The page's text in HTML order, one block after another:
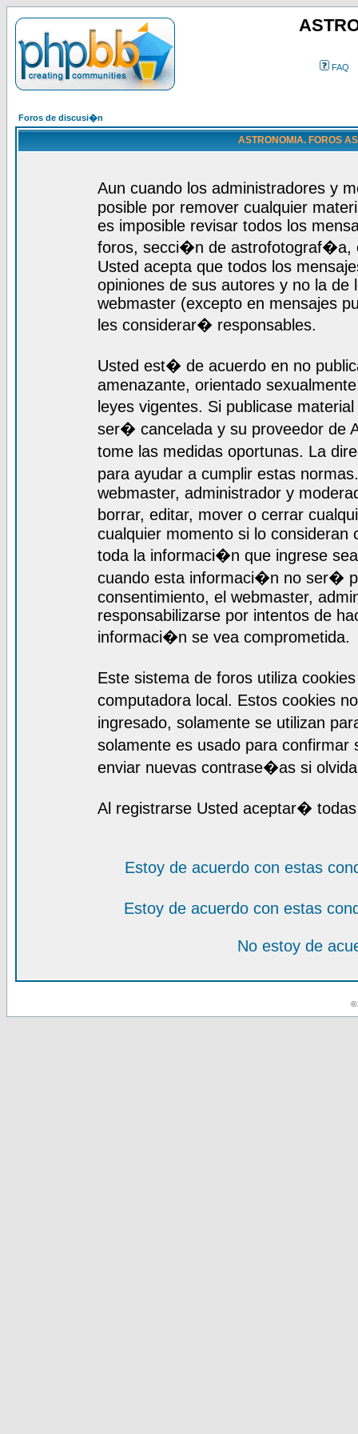
FAQ
Foros de discusi�n
ASTRONOMIA. FOROS
Aun cuando los administradores y
posible por remover cualquier
es imposible revisar todos los
foros, secci�n de astrofotograf�a,
Usted acepta que todos los
opiniones de sus autores y no la
webmaster (excepto en mensajes
les considerar� responsables.
Usted est� de acuerdo en no
amenazante, orientado
leyes vigentes. Si publicase
ser� cancelada y su proveedor de
tome las medidas oportunas. La
para ayudar a cumplir estas
webmaster, administrador y
borrar, editar, mover o cerrar
cualquier momento si lo consideran
toda la informaci�n que ingrese
cuando esta informaci�n no ser�
consentimiento, el webmaster,
responsabilizarse por intentos de
informaci�n se vea comprometida.
Este sistema de foros utiliza
computadora local. Estos cookies
ingresado, solamente se utilizan
solamente es usado para
enviar nuevas contrase�as si
Al registrarse Usted aceptar�
Estoy de acuerdo con estas
Estoy de acuerdo con estas
No estoy de
©